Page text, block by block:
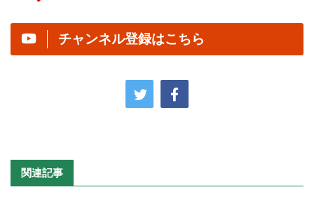
チャンネル登録はこちら
関連記事